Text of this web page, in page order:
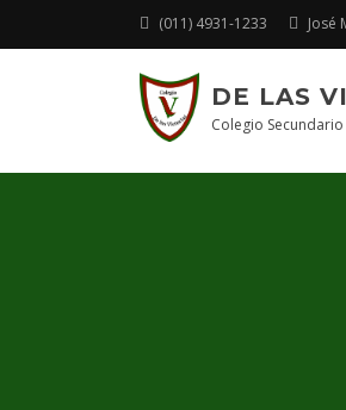
(011) 4931-1233 José
DE LAS
Colegio Secundario